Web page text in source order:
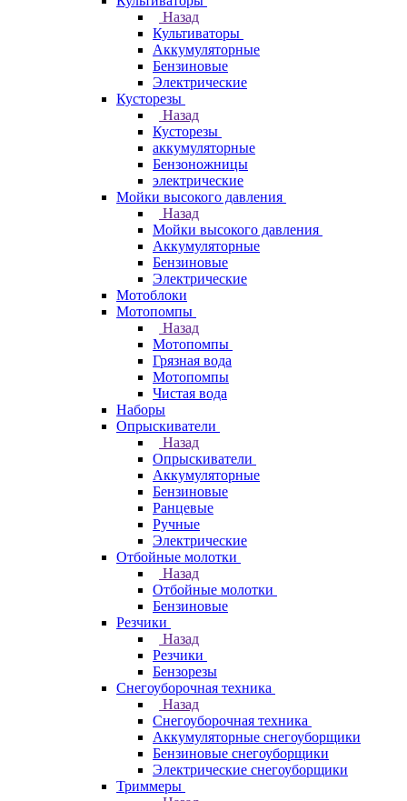
Назад
Культиваторы
Аккумуляторные
Бензиновые
Электрические
Кусторезы
Назад
Кусторезы
аккумуляторные
Бензоножницы
электрические
Мойки высокого давления
Назад
Мойки высокого давления
Аккумуляторные
Бензиновые
Электрические
Мотоблоки
Мотопомпы
Назад
Мотопомпы
Грязная вода
Мотопомпы
Чистая вода
Наборы
Опрыскиватели
Назад
Опрыскиватели
Аккумуляторные
Бензиновые
Ранцевые
Ручные
Электрические
Отбойные молотки
Назад
Отбойные молотки
Бензиновые
Резчики
Назад
Резчики
Бензорезы
Снегоуборочная техника
Назад
Снегоуборочная техника
Аккумуляторные снегоуборщики
Бензиновые снегоуборщики
Электрические снегоуборщики
Триммеры